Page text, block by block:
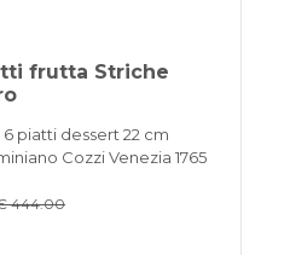
frutta Striche
piatti dessert 22 cm
Cozzi Venezia 1765
444.00